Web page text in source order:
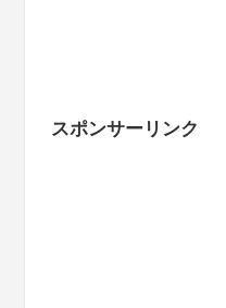
スポンサーリンク